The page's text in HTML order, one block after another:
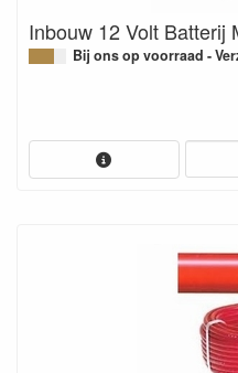
Inbouw 12 Volt Batterij
Bij ons op voorraad -